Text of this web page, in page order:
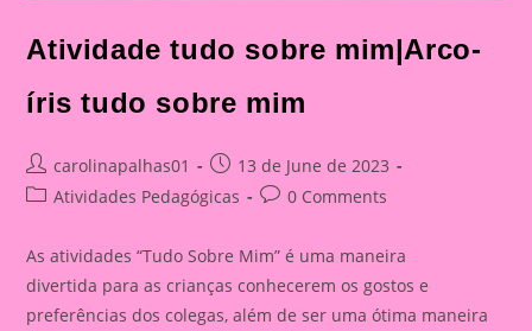
Atividade tudo sobre mim|Arco-
íris tudo sobre mim
Post
author:
carolinapalhas01
Post
published:
13 de June de 2023
PostAtividades Pedagógicas
Post0 Comments
As atividades “Tudo Sobre Mim” é uma maneira
divertida para as crianças conhecerem os gostos e
preferências dos colegas, além de ser uma ótima maneira